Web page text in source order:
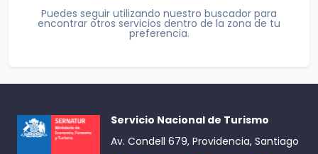
Puedes seguir utilizando nuestro buscador para
encontrar otros servicios dentro de la zona de tu
preferencia.
Servicio Nacional de Turismo
Av. Condell 679, Providencia, Santiago